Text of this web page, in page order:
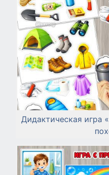
Дидактическая игра